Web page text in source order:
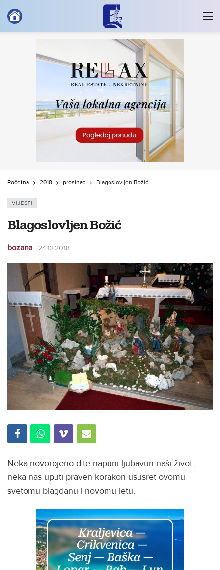
Početna 2018 prosinac Blagoslovljen Božić
VIJESTI
Blagoslovljen Božić
bozana 24.12.2018
Neka novorojeno dite napuni ljubavun naši životi,
neka nas uputi praven korakon ususret ovomu
svetomu blagdanu i novomu letu.